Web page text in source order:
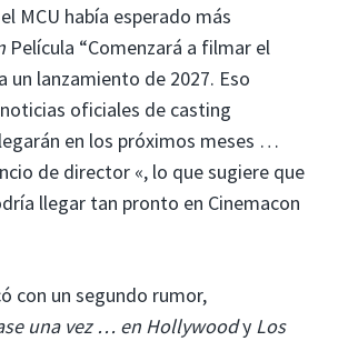
MCU había esperado más
Película “Comenzará a filmar el
un lanzamiento de 2027. Eso
oficiales de casting
en los próximos meses …
de director «, lo que sugiere que
llegar tan pronto en Cinemacon
con un segundo rumor,
una vez … en Hollywoody Los